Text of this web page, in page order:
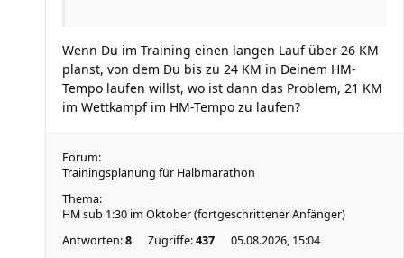
Wenn Du im Training einen langen Lauf über 26 KM
planst, von dem Du bis zu 24 KM in Deinem HM-
Tempo laufen willst, wo ist dann das Problem, 21 KM
im Wettkampf im HM-Tempo zu laufen?
Forum:
Trainingsplanung für Halbmarathon
Thema:
HM sub 1:30 im Oktober (fortgeschrittener Anfänger)
Antworten:8 Zugriffe:437 05.08.2026, 15:04